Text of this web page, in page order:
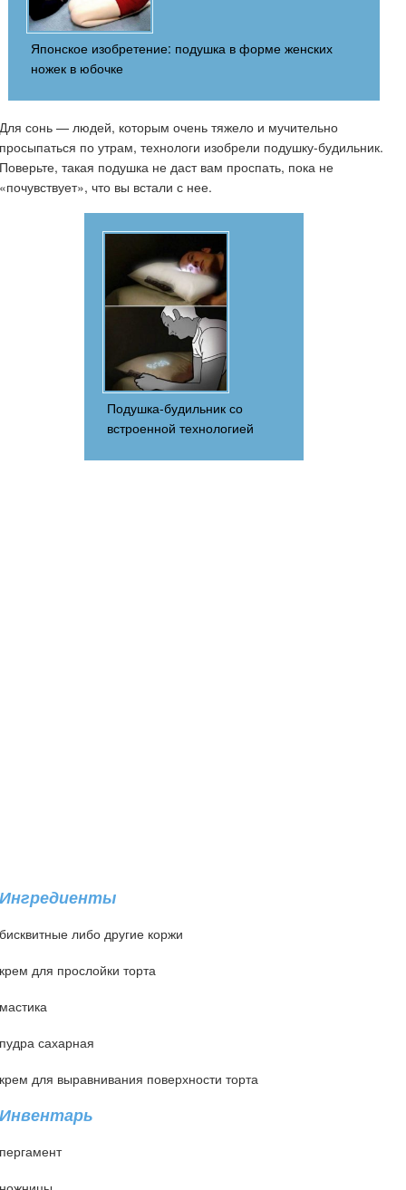
Японское изобретение: подушка в форме женских
ножек в юбочке
Для сонь — людей, которым очень тяжело и мучительно
просыпаться по утрам, технологи изобрели подушку-будильник.
Поверьте, такая подушка не даст вам проспать, пока не
«почувствует», что вы встали с нее.
Подушка-будильник со
встроенной технологией
Ингредиенты
бисквитные либо другие коржи
крем для прослойки торта
мастика
пудра сахарная
крем для выравнивания поверхности торта
Инвентарь
пергамент